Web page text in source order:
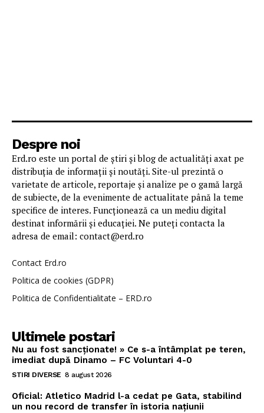
Despre noi
Erd.ro este un portal de știri și blog de actualități axat pe
distribuția de informații și noutăți. Site-ul prezintă o
varietate de articole, reportaje și analize pe o gamă largă
de subiecte, de la evenimente de actualitate până la teme
specifice de interes. Funcționează ca un mediu digital
destinat informării și educației. Ne puteți contacta la
adresa de email: contact@erd.ro
Contact Erd.ro
Politica de cookies (GDPR)
Politica de Confidentialitate – ERD.ro
Ultimele postari
Nu au fost sancționate! » Ce s-a întâmplat pe teren,
imediat după Dinamo – FC Voluntari 4-0
STIRI DIVERSE 8 august 2026
Oficial: Atletico Madrid l-a cedat pe Gata, stabilind
un nou record de transfer în istoria națiunii